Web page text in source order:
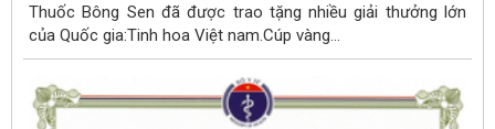
Thuốc Bông Sen đã được trao tặng nhiều giải thưởng lớn
của Quốc gia:Tinh hoa Việt nam.Cúp vàng...